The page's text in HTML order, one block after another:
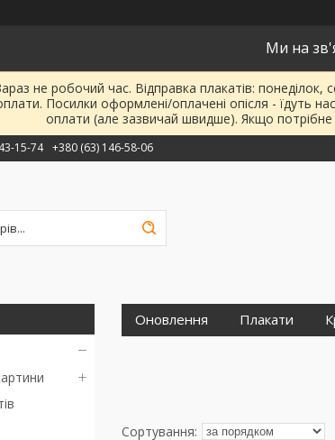
Ми на
не робочий час. Відправка плакатів:
Посилки оформлені/оплачені опісля -
оплати (але зазвичай швидше). Якщо потрібне
15-74 +380 (63) 146-58-06
Оновлення Плакати